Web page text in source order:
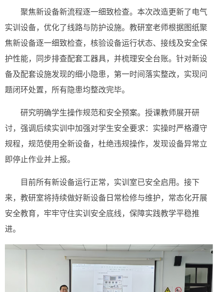
聚焦新设备新流程逐一细致检查。本次改造更新了电气
实训设备，优化了线路与防护设施。教研室老师根据图纸聚
焦新设备逐一细致检查，核验设备运行状态、接线及安全保
护性能，同步排查配套工器具，并梳理安全台账。针对新设
备及配套设施发现的细小隐患，第一时间落实整改，实现问
题闭环处置，所有隐患均整改完毕。
研究明确学生操作规范和安全预案。授课教师展开研
讨，强调后续实训中加强对学生安全要求：实操时严格遵守
规程，规范使用全新设备，杜绝违规操作，发现设备异常立
即停止作业并上报。
目前所有新设备运行正常，实训室已安全启用。接下
来，教研室将持续做好新设备日常检修与维护，常态化开展
安全教育，牢牢守住实训安全底线，保障实践教学平稳推
进。